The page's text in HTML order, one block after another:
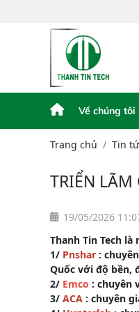
Phân Tích Điện
Máy Phân
Về chúng tôi
Trang chủ Tin
TRIỂN LÃM
19/05/2026
Thanh Tin Tech
1/ Pnshar :
Quốc với độ bền,
2/ Emco : chuyên
3/ ACA : chuyên